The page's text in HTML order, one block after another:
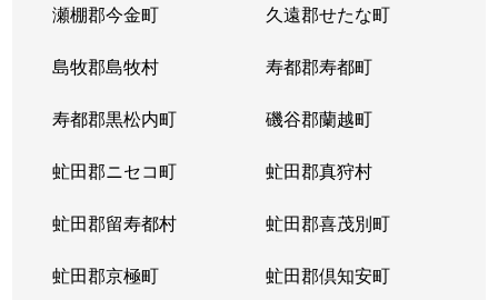
瀬棚郡今金町 久遠郡せたな町
島牧郡島牧村 寿都郡寿都町
寿都郡黒松内町 磯谷郡蘭越町
虻田郡ニセコ町 虻田郡真狩村
虻田郡留寿都村 虻田郡喜茂別町
虻田郡京極町 虻田郡倶知安町